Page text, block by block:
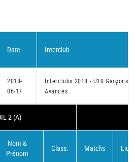
Date Interclub
2018-
06-17
Interclubs 2018 - U10 Garçons
Avancés
2 (A)
Nom &
Prénom
Class. Matchs